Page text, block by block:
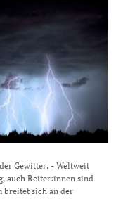
Gewitter. - Weltweit
auch Reiter:innen sind
breitet sich an der